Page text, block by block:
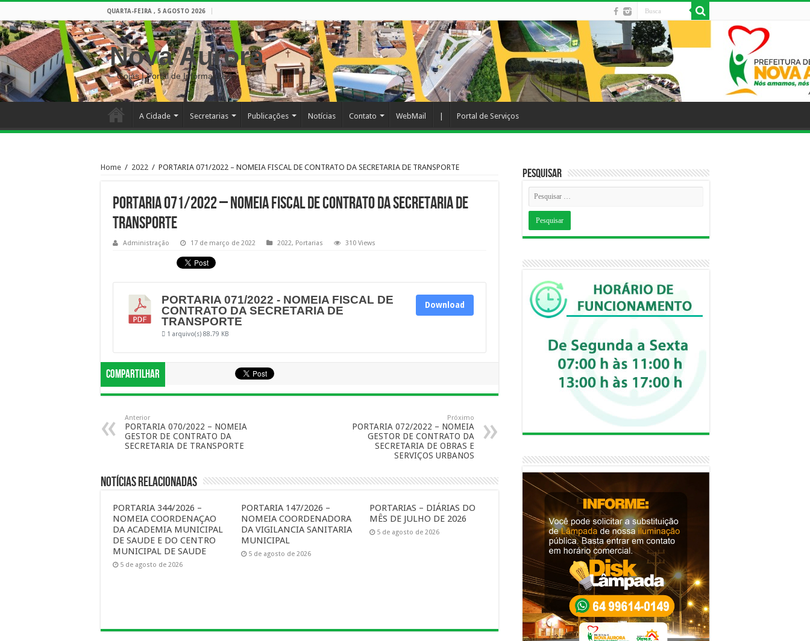
QUARTA-FEIRA , 5 AGOSTO 2026
Nova Aurora
– Goiás | Portal de Informações
A Cidade Secretarias Publicações Notícias Contato WebMail Portal de Serviços
Home / 2022 / PORTARIA 071/2022 – NOMEIA FISCAL DE CONTRATO DA SECRETARIA DE TRANSPORTE
PORTARIA 071/2022 – NOMEIA FISCAL DE CONTRATO DA SECRETARIA DE
TRANSPORTE
Administração 17 de março de 2022 2022, Portarias 310 Views
PORTARIA 071/2022 - NOMEIA FISCAL DE
CONTRATO DA SECRETARIA DE
TRANSPORTE
1 arquivo(s) 88.79 KB
Download
Compartilhar
Anterior
PORTARIA 070/2022 – NOMEIA
GESTOR DE CONTRATO DA
SECRETARIA DE TRANSPORTE
Próximo
PORTARIA 072/2022 – NOMEIA
GESTOR DE CONTRATO DA
SECRETARIA DE OBRAS E
SERVIÇOS URBANOS
Notícias Relacionadas
PORTARIA 344/2026 –
NOMEIA COORDENAÇAO
DA ACADEMIA MUNICIPAL
DE SAUDE E DO CENTRO
MUNICIPAL DE SAUDE
5 de agosto de 2026
PORTARIA 147/2026 –
NOMEIA COORDENADORA
DA VIGILANCIA SANITARIA
MUNICIPAL
5 de agosto de 2026
PORTARIAS – DIÁRIAS DO
MÊS DE JULHO DE 2026
5 de agosto de 2026
Pesquisar